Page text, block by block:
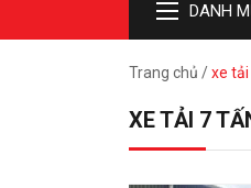
DANH
Trang chủ /xe
XE TẢI 7